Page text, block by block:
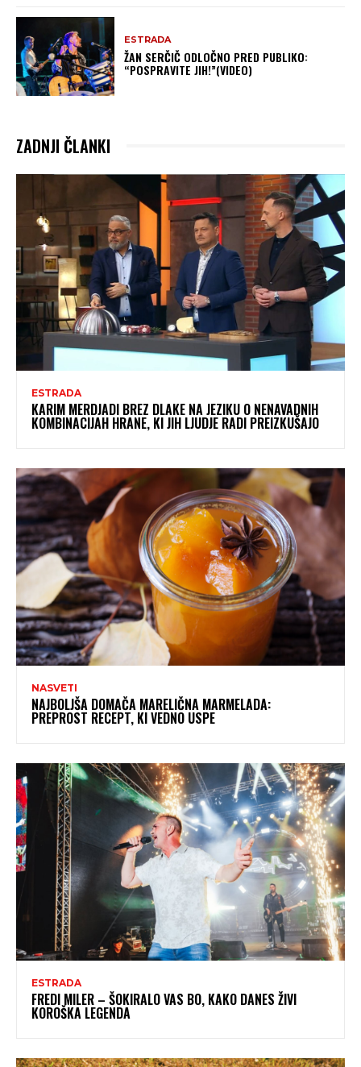
ESTRADA
ŽAN SERČIČ ODLOČNO PRED PUBLIKO:
“POSPRAVITE JIH!”(VIDEO)
ZADNJI ČLANKI
ESTRADA
KARIM MERDJADI BREZ DLAKE NA JEZIKU O NENAVADNIH
KOMBINACIJAH HRANE, KI JIH LJUDJE RADI PREIZKUŠAJO
NASVETI
NAJBOLJŠA DOMAČA MARELIČNA MARMELADA:
PREPROST RECEPT, KI VEDNO USPE
ESTRADA
FREDI MILER – ŠOKIRALO VAS BO, KAKO DANES ŽIVI
KOROŠKA LEGENDA